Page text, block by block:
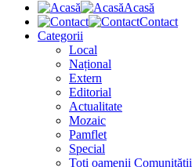
Acasă
Contact
Categorii
Local
Național
Extern
Editorial
Actualitate
Mozaic
Pamflet
Special
Toți oamenii Comunității